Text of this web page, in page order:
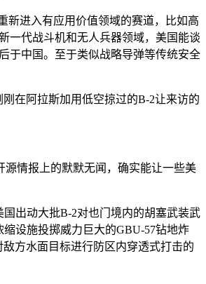
新进入有应用价值领域的赛道，比如高
一代战斗机和无人兵器领域，美国能谈
于中国。至于类似战略导弹等传统安全
在阿拉斯加用低空掠过的B-2让来访的
源情报上的默默无闻，确实能让一些美
出动大批B-2对也门境内的胡塞武装武
设施投掷威力巨大的GBU-57钻地炸
方水面目标进行防区内穿透式打击的